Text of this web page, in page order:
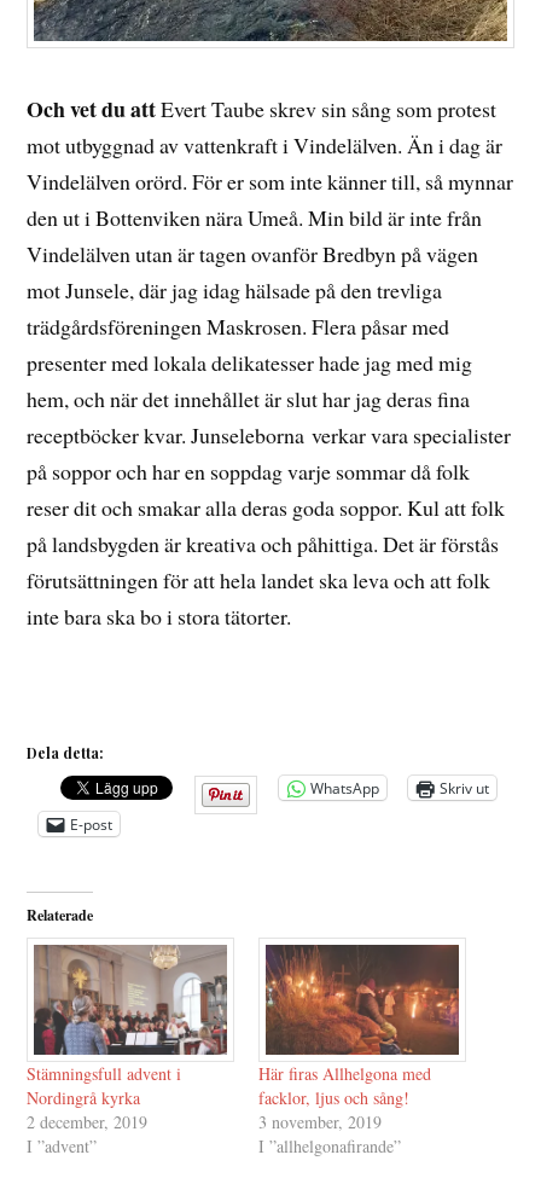
Och vet du attEvert Taube skrev sin sång som protest
mot utbyggnad av vattenkraft i Vindelälven. Än i dag är
Vindelälven orörd. För er som inte känner till, så mynnar
den ut i Bottenviken nära Umeå. Min bild är inte från
Vindelälven utan är tagen ovanför Bredbyn på vägen
mot Junsele, där jag idag hälsade på den trevliga
trädgårdsföreningen Maskrosen. Flera påsar med
presenter med lokala delikatesser hade jag med mig
hem, och när det innehållet är slut har jag deras fina
receptböcker kvar. Junseleborna verkar vara specialister
på soppor och har en soppdag varje sommar då folk
reser dit och smakar alla deras goda soppor. Kul att folk
på landsbygden är kreativa och påhittiga. Det är förstås
förutsättningen för att hela landet ska leva och att folk
inte bara ska bo i stora tätorter.
Dela detta:
WhatsApp
Skriv ut
E-post
Relaterade
Stämningsfull advent i
Nordingrå kyrka
2 december, 2019
I ”advent”
Här firas Allhelgona med
facklor, ljus och sång!
3 november, 2019
I ”allhelgonafirande”